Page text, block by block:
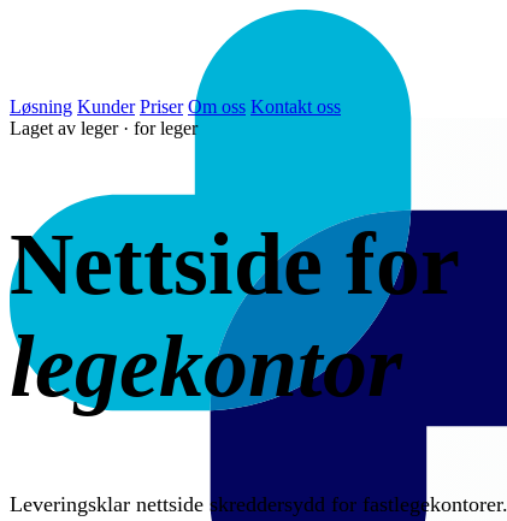
Løsning Kunder Priser Om oss Kontakt oss
Laget av leger · for leger
Nettside for
legekontor
Leveringsklar nettside skreddersydd for